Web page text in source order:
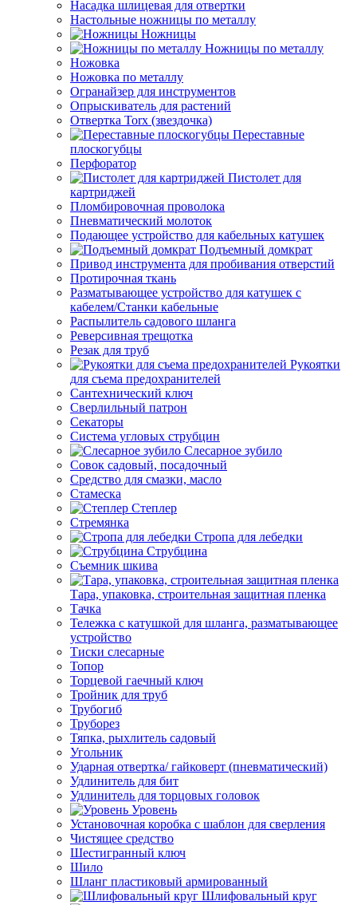
Насадка шлицевая для отвертки
Настольные ножницы по металлу
Ножницы
Ножницы по металлу
Ножовка
Ножовка по металлу
Огранайзер для инструментов
Опрыскиватель для растений
Отвертка Torx (звездочка)
Переставные
плоскогубцы
Перфоратор
Пистолет для
картриджей
Пломбировочная проволока
Пневматический молоток
Подающее устройство для кабельных катушек
Подъемный домкрат
Привод инструмента для пробивания отверстий
Протирочная ткань
Разматывающее устройство для катушек с
кабелем/Станки кабельные
Распылитель садового шланга
Реверсивная трещотка
Резак для труб
Рукоятки
для съема предохранителей
Сантехнический ключ
Сверлильный патрон
Секаторы
Система угловых струбцин
Слесарное зубило
Совок садовый, посадочный
Средство для смазки, масло
Стамеска
Степлер
Стремянка
Стропа для лебедки
Струбцина
Съемник шкива
Тара, упаковка, строительная защитная пленка
Тачка
Тележка с катушкой для шланга, разматывающее
устройство
Тиски слесарные
Топор
Торцевой гаечный ключ
Тройник для труб
Трубогиб
Труборез
Тяпка, рыхлитель садовый
Угольник
Ударная отвертка/ гайковерт (пневматический)
Удлинитель для бит
Удлинитель для торцовых головок
Уровень
Установочная коробка с шаблон для сверления
Чистящее средство
Шестигранный ключ
Шило
Шланг пластиковый армированный
Шлифовальный круг